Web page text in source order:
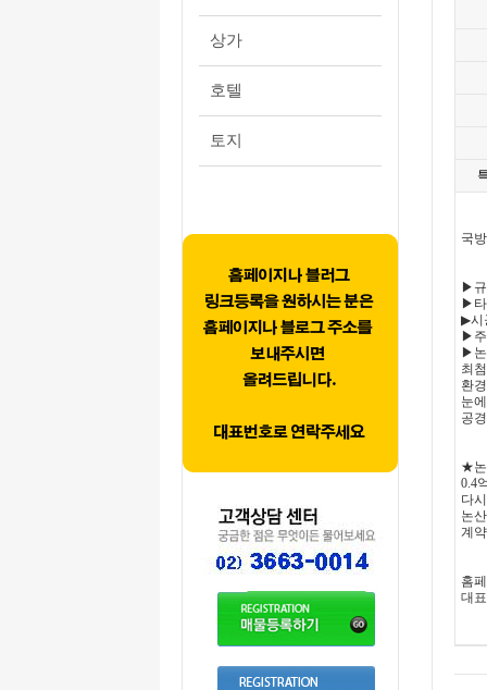
상가
호텔
토지
국
▶규
▶타
▶시
▶주
▶논
최
환
눈
공
★논
0.4
다
논
계
홈
대